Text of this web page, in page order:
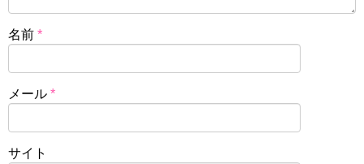
名前 *
メール *
サイト